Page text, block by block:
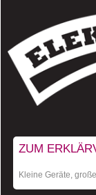
ZUM
Kleine Geräte,